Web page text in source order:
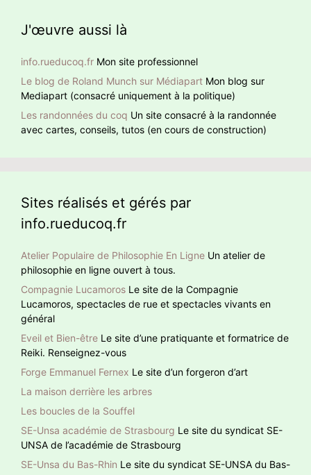
J'œuvre aussi là
info.rueducoq.fr Mon site professionnel
Le blog de Roland Munch sur Médiapart Mon blog sur
Mediapart (consacré uniquement à la politique)
Les randonnées du coq Un site consacré à la randonnée
avec cartes, conseils, tutos (en cours de construction)
Sites réalisés et gérés par
info.rueducoq.fr
Atelier Populaire de Philosophie En Ligne Un atelier de
philosophie en ligne ouvert à tous.
Compagnie Lucamoros Le site de la Compagnie
Lucamoros, spectacles de rue et spectacles vivants en
général
Eveil et Bien-être Le site d’une pratiquante et formatrice de
Reiki. Renseignez-vous
Forge Emmanuel Fernex Le site d’un forgeron d’art
La maison derrière les arbres
Les boucles de la Souffel
SE-Unsa académie de Strasbourg Le site du syndicat SE-
UNSA de l’académie de Strasbourg
SE-Unsa du Bas-Rhin Le site du syndicat SE-UNSA du Bas-